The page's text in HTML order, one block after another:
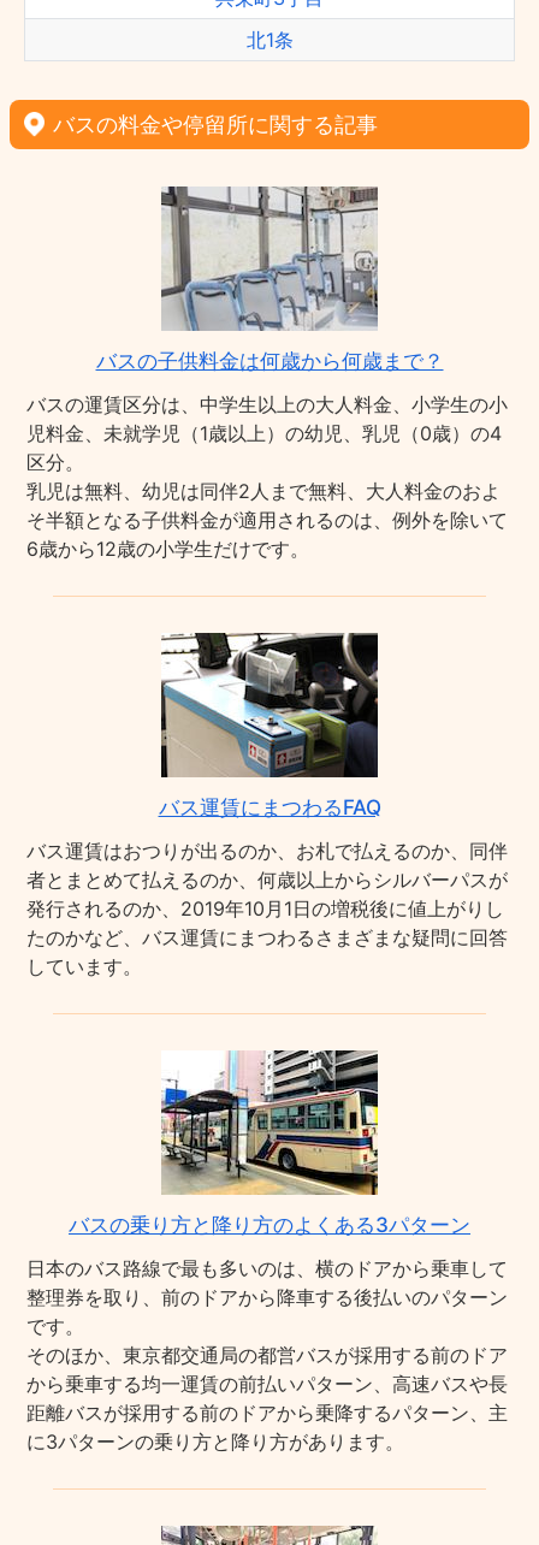
北1条
バスの料金や停留所に関する記事
バスの子供料金は何歳から何歳まで？
バスの運賃区分は、中学生以上の大人料金、小学生の小
児料金、未就学児（1歳以上）の幼児、乳児（0歳）の4
区分。
乳児は無料、幼児は同伴2人まで無料、大人料金のおよ
そ半額となる子供料金が適用されるのは、例外を除いて
6歳から12歳の小学生だけです。
バス運賃にまつわるFAQ
バス運賃はおつりが出るのか、お札で払えるのか、同伴
者とまとめて払えるのか、何歳以上からシルバーパスが
発行されるのか、2019年10月1日の増税後に値上がりし
たのかなど、バス運賃にまつわるさまざまな疑問に回答
しています。
バスの乗り方と降り方のよくある3パターン
日本のバス路線で最も多いのは、横のドアから乗車して
整理券を取り、前のドアから降車する後払いのパターン
です。
そのほか、東京都交通局の都営バスが採用する前のドア
から乗車する均一運賃の前払いパターン、高速バスや長
距離バスが採用する前のドアから乗降するパターン、主
に3パターンの乗り方と降り方があります。